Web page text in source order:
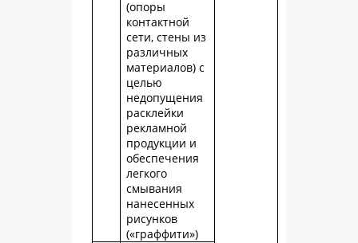
(опоры
контактной
сети, стены из
различных
материалов) с
целью
недопущения
расклейки
рекламной
продукции и
обеспечения
легкого
смывания
нанесенных
рисунков
(«граффити»)